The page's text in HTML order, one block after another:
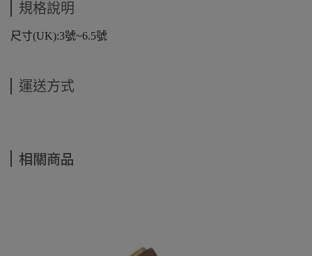
規格說明
尺寸(UK):3號~6.5號
運送方式
相關商品